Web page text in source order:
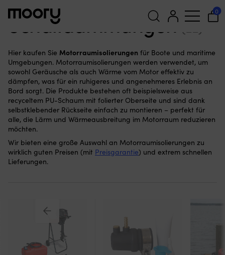
nach:
0
Schalldämmungen
Hier kaufen Sie Motorraumisolierungen für Boote und maritime
Umgebungen. Motorraumisolierungen werden verwendet, um
sowohl Geräusche als auch Wärme vom Motor effektiv zu
dämpfen, was für ein ruhigeres und angenehmeres Erlebnis an
Bord sorgt. Die Produkte bestehen oft beispielsweise aus
recyceltem PU-Schaum mit folierter Oberseite und sind dank
selbstklebender Rückseite einfach zu montieren – perfekt für
alle, die Lärm und Wärmeausbreitung im Motorraum reduzieren
möchten.
Wir bieten eine große Auswahl an Motorraumisolierungen zu
wirklich guten Preisen (mit Preisgarantie) und extrem schnellen
Lieferungen.